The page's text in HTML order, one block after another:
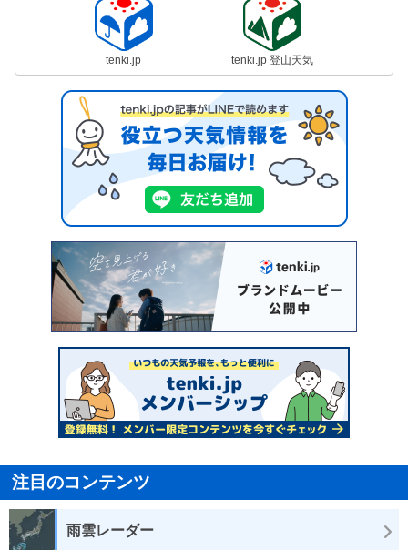
tenki.jp tenki.jp 登山天気
注目のコンテンツ
雨雲レーダー